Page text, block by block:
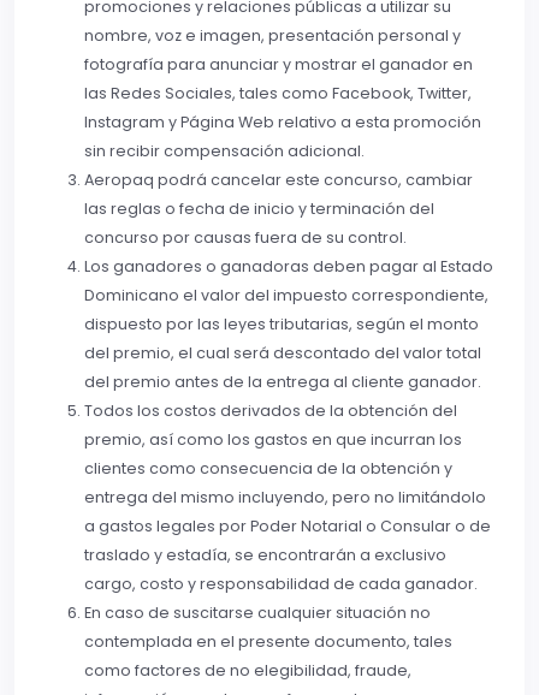
promociones y relaciones públicas a utilizar su
nombre, voz e imagen, presentación personal y
fotografía para anunciar y mostrar el ganador en
las Redes Sociales, tales como Facebook, Twitter,
Instagram y Página Web relativo a esta promoción
sin recibir compensación adicional.
Aeropaq podrá cancelar este concurso, cambiar
las reglas o fecha de inicio y terminación del
concurso por causas fuera de su control.
Los ganadores o ganadoras deben pagar al Estado
Dominicano el valor del impuesto correspondiente,
dispuesto por las leyes tributarias, según el monto
del premio, el cual será descontado del valor total
del premio antes de la entrega al cliente ganador.
Todos los costos derivados de la obtención del
premio, así como los gastos en que incurran los
clientes como consecuencia de la obtención y
entrega del mismo incluyendo, pero no limitándolo
a gastos legales por Poder Notarial o Consular o de
traslado y estadía, se encontrarán a exclusivo
cargo, costo y responsabilidad de cada ganador.
En caso de suscitarse cualquier situación no
contemplada en el presente documento, tales
como factores de no elegibilidad, fraude,